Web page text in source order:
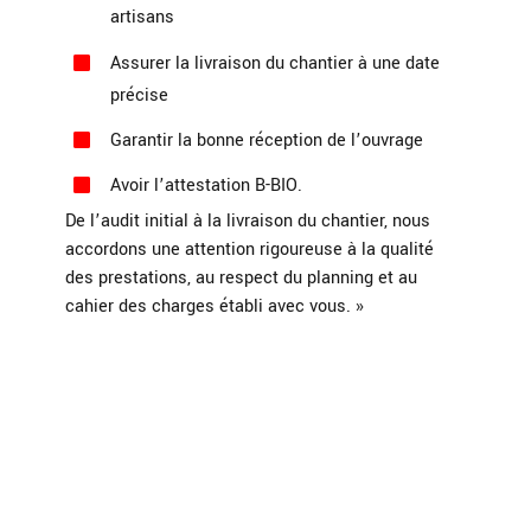
artisans
Assurer la livraison du chantier à une date
précise
Garantir la bonne réception de l’ouvrage
Avoir l’attestation B-BIO.
De l’audit initial à la livraison du chantier, nous
accordons une attention rigoureuse à la qualité
des prestations, au respect du planning et au
cahier des charges établi avec vous. »